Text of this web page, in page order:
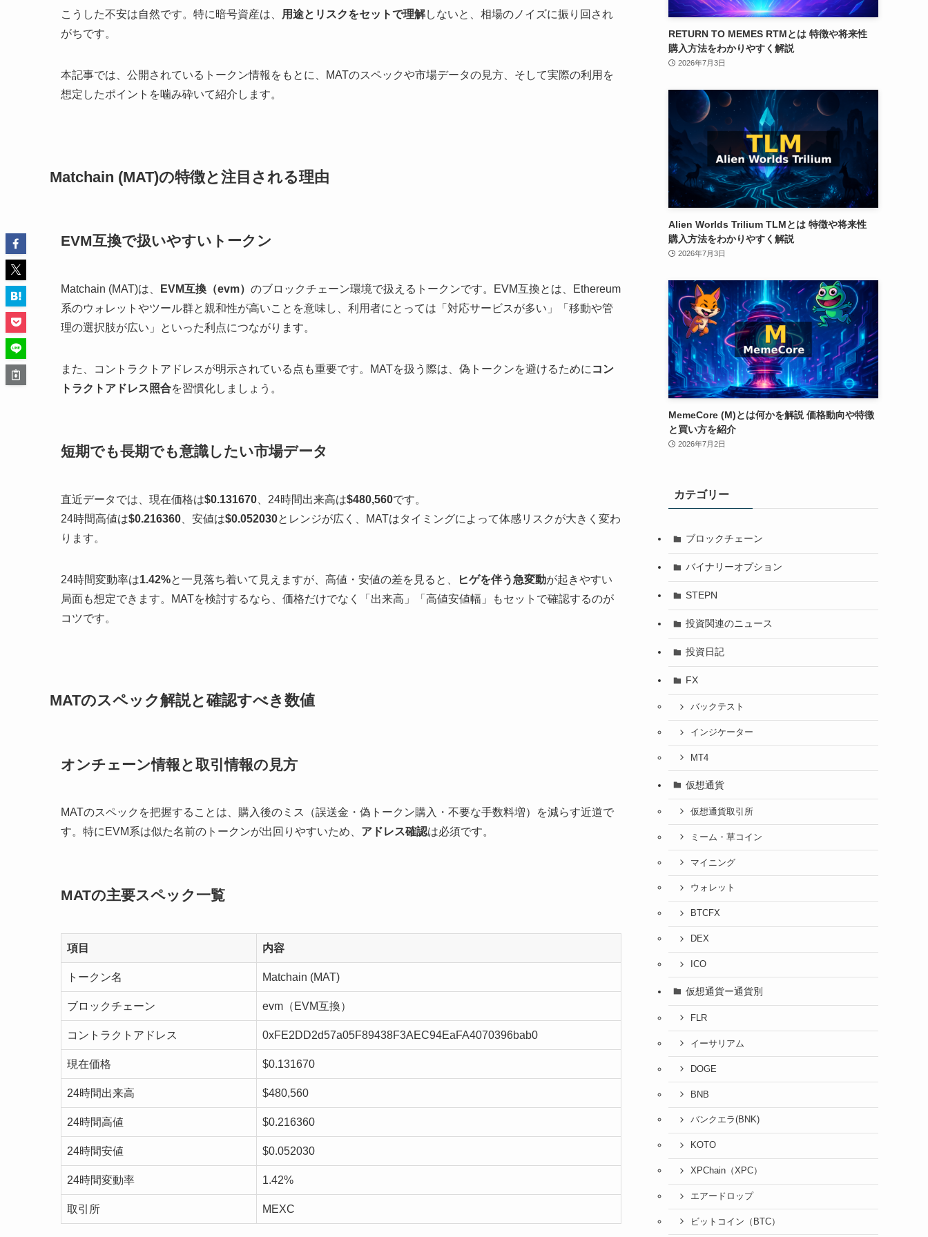
こうした不安は自然です。特に暗号資産は、 用途とリスクをセットで理解しないと、相場のノイズに振り回され
がちです。
本記事では、公開されているトークン情報をもとに、MATのスペックや市場データの見方、そして実際の利用を
想定したポイントを噛み砕いて紹介します。
Matchain (MAT)の特徴と注目される理由
EVM互換で扱いやすいトークン
Matchain (MAT)は、 EVM互換（evm） のブロックチェーン環境で扱えるトークンです。EVM互換とは、Ethereum
系のウォレットやツール群と親和性が高いことを意味し、利用者にとっては「対応サービスが多い」「移動や管
理の選択肢が広い」といった利点につながります。
また、コントラクトアドレスが明示されている点も重要です。MATを扱う際は、偽トークンを避けるために コン
トラクトアドレス照合を習慣化しましょう。
短期でも長期でも意識したい市場データ
直近データでは、現在価格は$0.131670 、24時間出来高は$480,560です。
24時間高値は$0.216360 、安値は$0.052030とレンジが広く、MATはタイミングによって体感リスクが大きく変わ
ります。
24時間変動率は1.42%と一見落ち着いて見えますが、高値・安値の差を見ると、 ヒゲを伴う急変動が起きやすい
局面も想定できます。MATを検討するなら、価格だけでなく「出来高」「高値安値幅」もセットで確認するのが
コツです。
MATのスペック解説と確認すべき数値
オンチェーン情報と取引情報の見方
MATのスペックを把握することは、購入後のミス（誤送金・偽トークン購入・不要な手数料増）を減らす近道で
す。特にEVM系は似た名前のトークンが出回りやすいため、 アドレス確認は必須です。
MATの主要スペック一覧
項目 内容
トークン名 Matchain (MAT)
ブロックチェーン evm（EVM互換）
コントラクトアドレス 0xFE2DD2d57a05F89438F3AEC94EaFA4070396bab0
現在価格 $0.131670
24時間出来高 $480,560
24時間高値 $0.216360
24時間安値 $0.052030
24時間変動率 1.42%
取引所 MEXC
RETURN TO MEMES RTMとは 特徴や将来性
購入方法をわかりやすく解説
2026年7月3日
Alien Worlds Trilium TLMとは 特徴や将来性
購入方法をわかりやすく解説
2026年7月3日
MemeCore (M)とは何かを解説 価格動向や特徴
と買い方を紹介
2026年7月2日
カテゴリー
ブロックチェーン
バイナリーオプション
STEPN
投資関連のニュース
投資日記
FX
バックテスト
インジケーター
MT4
仮想通貨
仮想通貨取引所
ミーム・草コイン
マイニング
ウォレット
BTCFX
DEX
ICO
仮想通貨ー通貨別
FLR
イーサリアム
DOGE
BNB
バンクエラ(BNK)
KOTO
XPChain（XPC）
エアードロップ
ビットコイン（BTC）